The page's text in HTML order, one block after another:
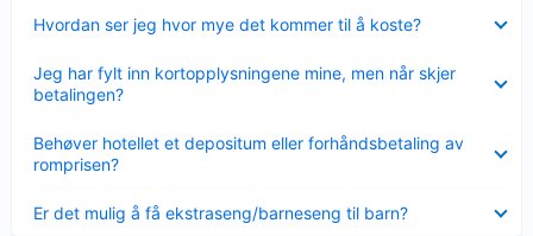
Hvordan ser jeg hvor mye det kommer til å koste?
mindre
Jeg har fylt inn kortopplysningene mine, men når skjer
betalingen?
mindre
Behøver hotellet et depositum eller forhåndsbetaling av
romprisen?
mindre
Er det mulig å få ekstraseng/barneseng til barn?
mindre